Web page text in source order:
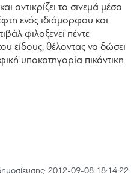
αντικρίζει το σινεμά μέσα
ενός ιδιόμορφου και
φιλοξενεί πέντε
είδους, θέλοντας να δώσει
υποκατηγορία πικάντικη
2012-09-08 18:14:22